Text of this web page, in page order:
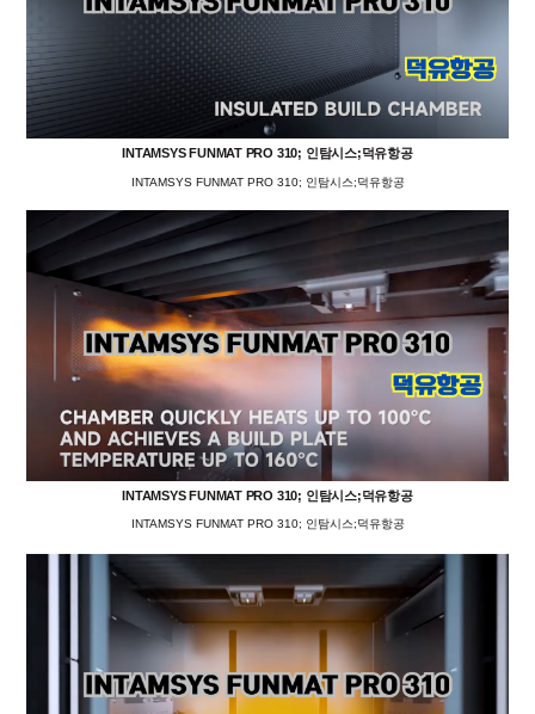
INTAMSYS FUNMAT PRO 310; 인탐시스;덕유항공
INTAMSYS FUNMAT PRO 310; 인탐시스;덕유항공
INTAMSYS FUNMAT PRO 310; 인탐시스;덕유항공
INTAMSYS FUNMAT PRO 310; 인탐시스;덕유항공